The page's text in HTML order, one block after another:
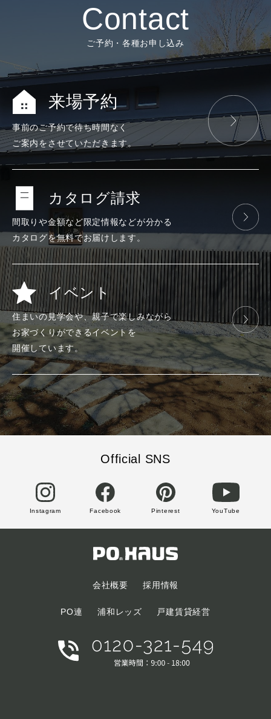
Contact
ご予約・各種お申し込み
来場予約
事前のご予約で待ち時間なく
ご案内をさせていただきます。
カタログ請求
間取りや金額など限定情報などが分かる
カタログを無料でお届けします。
イベント
住まいの見学会や、親子で楽しみながら
お家づくりができるイベントを
開催しています。
Official SNS
Instagram Facebook Pinterest YouTube
会社概要 採用情報
PO連 浦和レッズ 戸建賃貸経営